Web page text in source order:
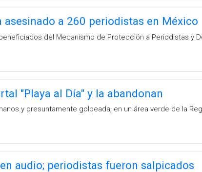
asesinado a 260 periodistas en México
del Mecanismo de Protección a Periodistas y
"Playa al Día" y la abandonan
y presuntamente golpeada, en un área verde de la
audio; periodistas fueron salpicados